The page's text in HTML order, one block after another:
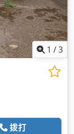
1 /3
拨打